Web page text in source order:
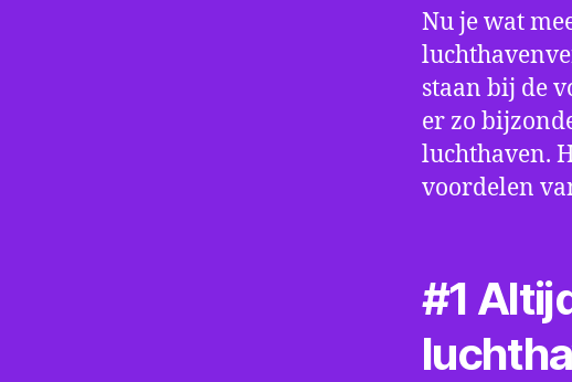
Nu je wat
staan bij de
er zo
luchthaven.
voordelen
#1